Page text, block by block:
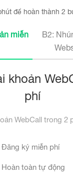
để hoàn thành 2
miễn
B2:
khoản
phí
WebCall trong 2
Đăng ký miễn phí
Hoàn toàn tự động